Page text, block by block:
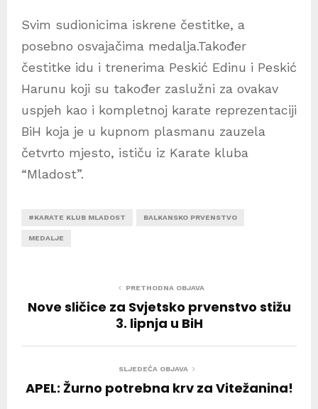
Svim sudionicima iskrene čestitke, a
posebno osvajačima medalja.Također
čestitke idu i trenerima Peskić Edinu i Peskić
Harunu koji su također zaslužni za ovakav
uspjeh kao i kompletnoj karate reprezentaciji
BiH koja je u kupnom plasmanu zauzela
četvrto mjesto, ističu iz Karate kluba
“Mladost”.
#KARATE KLUB MLADOST BALKANSKO PRVENSTVO
MEDALJE
PRETHODNA OBJAVA
Nove sličice za Svjetsko prvenstvo stižu
3. lipnja u BiH
SLJEDEĆA OBJAVA
APEL: Žurno potrebna krv za Vitežanina!